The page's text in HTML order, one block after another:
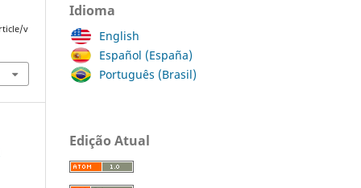
v
Idioma
English
Español (España)
Português (Brasil)
Edição Atual